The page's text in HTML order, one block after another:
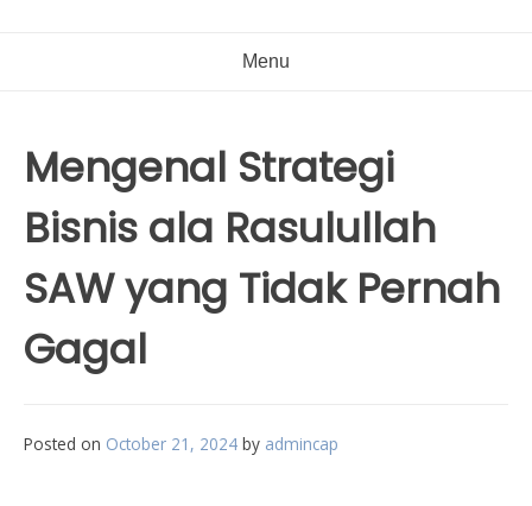
Menu
Mengenal Strategi
Bisnis ala Rasulullah
SAW yang Tidak Pernah
Gagal
Posted on October 21, 2024 by admincap